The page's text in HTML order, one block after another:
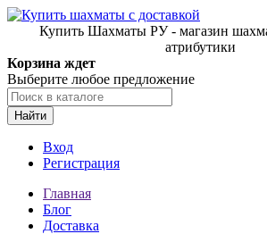
Купить Шахматы РУ - магазин
атрибутики
Корзина ждет
Выберите любое предложение
Найти
Вход
Регистрация
Главная
Блог
Доставка